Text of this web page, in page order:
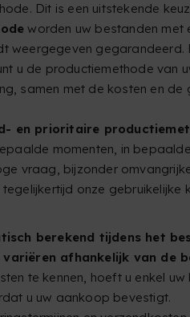
Dit is een uitstekende
worden uw bestanden met
weergegeven
u de productiemethode van
samen met de kosten en
en prioritaire
momenten, in
vraag, bijzonder
onze gebruikelijke
berekend tijdens het
variëren afhankelijk van de
te kennen, hoeft u enkel
u uw aankoop bevestigt.